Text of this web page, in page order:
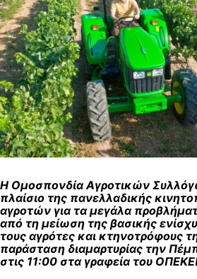
Η Ομοσπονδία Αγροτικών
πλαίσιο της πανελλαδικής
αγροτών για τα μεγάλα
από τη μείωση της βασικής
τους αγρότες και κτηνοτρόφους
παράσταση διαμαρτυρίας την
στις 11:00 στα γραφεία του